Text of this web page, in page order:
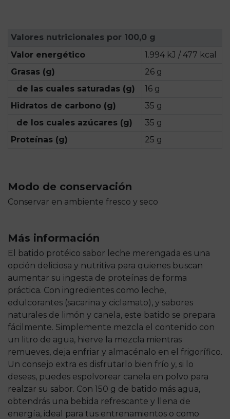
Valores nutricionales por 100,0 g
Valor energético
1.994 kJ / 477 kcal
Grasas (g)
26 g
de las cuales saturadas (g)
16 g
Hidratos de carbono (g)
35 g
de los cuales azúcares (g)
35 g
Proteínas (g)
25 g
Modo de conservación
Conservar en ambiente fresco y seco
Más información
El batido protéico sabor leche merengada es una
opción deliciosa y nutritiva para quienes buscan
aumentar su ingesta de proteínas de forma
práctica. Con ingredientes como leche,
edulcorantes (sacarina y ciclamato), y sabores
naturales de limón y canela, este batido se prepara
fácilmente. Simplemente mezcla el contenido con
un litro de agua, hierve la mezcla mientras
remueves, deja enfriar y almacénalo en el frigorífico.
Un consejo extra es disfrutarlo bien frío y, si lo
deseas, puedes espolvorear canela en polvo para
realzar su sabor. Con 150 g de batido más agua,
obtendrás una bebida refrescante y llena de
energía, ideal para tus entrenamientos o como